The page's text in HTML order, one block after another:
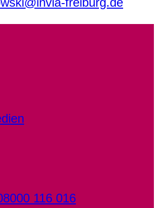
116 016